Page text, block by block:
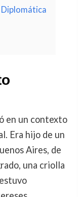
Diplomática
en un contexto
Era hijo de un
Aires, de
una criolla